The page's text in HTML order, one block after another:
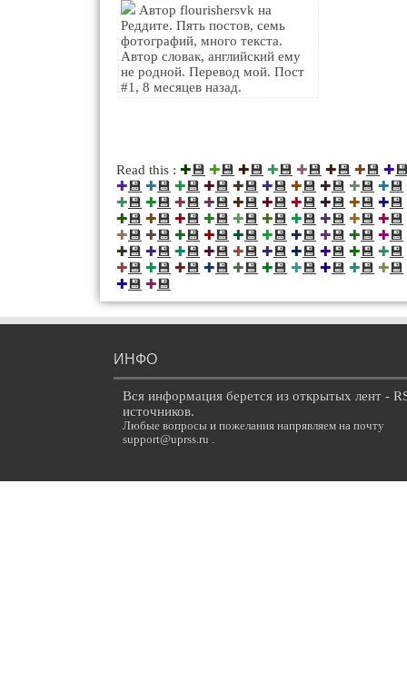
Реддите. Пять постов, семь
фотографий, много текста.
Автор словак, английский ему
не родной. Перевод мой. Пост
#1, 8 месяцев назад.
Read this : ✚💾 ✚💾 ✚💾 ✚💾 ✚💾 ✚💾 ✚💾 ✚
✚💾 ✚💾 ✚💾 ✚💾 ✚💾 ✚💾 ✚💾 ✚💾 ✚💾 ✚💾
✚💾 ✚💾 ✚💾 ✚💾 ✚💾 ✚💾 ✚💾 ✚💾 ✚💾 ✚💾
✚💾 ✚💾 ✚💾 ✚💾 ✚💾 ✚💾 ✚💾 ✚💾 ✚💾 ✚💾
✚💾 ✚💾 ✚💾 ✚💾 ✚💾 ✚💾 ✚💾 ✚💾 ✚💾 ✚💾
✚💾 ✚💾 ✚💾 ✚💾 ✚💾 ✚💾 ✚💾 ✚💾 ✚💾 ✚💾
✚💾 ✚💾 ✚💾 ✚💾 ✚💾 ✚💾 ✚💾 ✚💾 ✚💾 ✚💾
✚💾 ✚💾
ИНФО
Вся информация берется из открытых лент -
источников.
Любые вопросы и пожелания напрявляем на почту
support@uprss.ru .